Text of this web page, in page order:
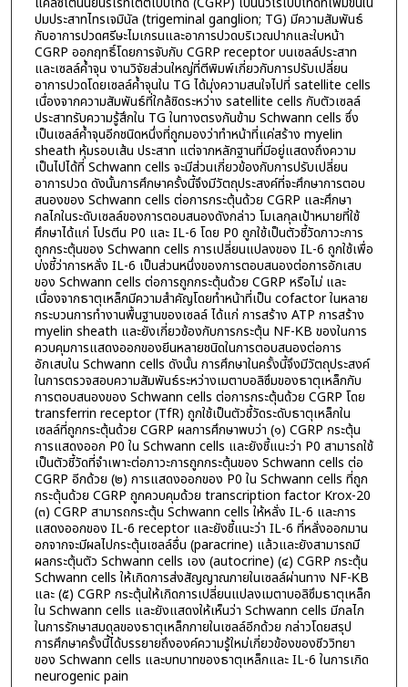
ปมประสาทไทรเจมินัล (trigeminal ganglion; TG) มีความสัมพันธ์
กับอาการปวดศรีษะไมเกรนและอาการปวดบริเวณปากและใบหน้า
CGRP ออกฤทธิ์โดยการจับกับ CGRP receptor บนเซลล์ประสาท
และเซลล์ค้ำจุน งานวิจัยส่วนใหญ่ที่ตีพิมพ์เกี่ยวกับการปรับเปลี่ยน
อาการปวดโดยเซลล์ค้ำจุนใน TG ได้มุ่งความสนใจไปที่ satellite cells
เนื่องจากความสัมพันธ์ที่ใกล้ชิดระหว่าง satellite cells กับตัวเซลล์
ประสาทรับความรู้สึกใน TG ในทางตรงกันข้าม Schwann cells ซึ่ง
เป็นเซลล์ค้ำจุนอีกชนิดหนึ่งที่ถูกมองว่าทำหน้าที่แค่สร้าง myelin
sheath หุ้มรอบเส้น ประสาท แต่จากหลักฐานที่มีอยู่แสดงถึงความ
เป็นไปได้ที่ Schwann cells จะมีส่วนเกี่ยวข้องกับการปรับเปลี่ยน
อาการปวด ดังนั้นการศึกษาครั้งนี้จึงมีวัตถุประสงค์ที่จะศึกษาการตอบ
สนองของ Schwann cells ต่อการกระตุ้นด้วย CGRP และศึกษา
กลไกในระดับเซลล์ของการตอบสนองดังกล่าว โมเลกุลเป้าหมายที่ใช้
ศึกษาได้แก่ โปรตีน P0 และ IL-6 โดย P0 ถูกใช้เป็นตัวชี้วัดภาวะการ
ถูกกระตุ้นของ Schwann cells การเปลี่ยนแปลงของ IL-6 ถูกใช้เพื่อ
บ่งชี้ว่าการหลั่ง IL-6 เป็นส่วนหนึ่งของการตอบสนองต่อการอักเสบ
ของ Schwann cells ต่อการถูกกระตุ้นด้วย CGRP หรือไม่ และ
เนื่องจากธาตุเหล็กมีความสำคัญโดยทำหน้าที่เป็น cofactor ในหลาย
กระบวนการทำงานพื้นฐานของเซลล์ ได้แก่ การสร้าง ATP การสร้าง
myelin sheath และยังเกี่ยวข้องกับการกระตุ้น NF-ΚB ของในการ
ควบคุมการแสดงออกของยีนหลายชนิดในการตอบสนองต่อการ
อักเสบใน Schwann cells ดังนั้น การศึกษาในครั้งนี้จึงมีวัตถุประสงค์
ในการตรวจสอบความสัมพันธ์ระหว่างเมตาบอลิซึมของธาตุเหล็กกับ
การตอบสนองของ Schwann cells ต่อการกระตุ้นด้วย CGRP โดย
transferrin receptor (TfR) ถูกใช้เป็นตัวชี้วัดระดับธาตุเหล็กใน
เซลล์ที่ถูกกระตุ้นด้วย CGRP ผลการศึกษาพบว่า (๑) CGRP กระตุ้น
การแสดงออก P0 ใน Schwann cells และยังชี้แนะว่า P0 สามารถใช้
เป็นตัวชี้วัดที่จำเพาะต่อภาวะการถูกกระตุ้นของ Schwann cells ต่อ
CGRP อีกด้วย (๒) การแสดงออกของ P0 ใน Schwann cells ที่ถูก
กระตุ้นด้วย CGRP ถูกควบคุมด้วย transcription factor Krox-20
(๓) CGRP สามารถกระตุ้น Schwann cells ให้หลั่ง IL-6 และการ
แสดงออกของ IL-6 receptor และยังชี้แนะว่า IL-6 ที่หลั่งออกมาน
อกจากจะมีผลไปกระตุ้นเซลล์อื่น (paracrine) แล้วและยังสามารถมี
ผลกระตุ้นตัว Schwann cells เอง (autocrine) (๔) CGRP กระตุ้น
Schwann cells ให้เกิดการส่งสัญญาณภายในเซลล์ผ่านทาง NF-ΚB
และ (๕) CGRP กระตุ้นให้เกิดการเปลี่ยนแปลงเมตาบอลิซึมธาตุเหล็ก
ใน Schwann cells และยังแสดงให้เห็นว่า Schwann cells มีกลไก
ในการรักษาสมดุลของธาตุเหล็กภายในเซลล์อีกด้วย กล่าวโดยสรุป
การศึกษาครั้งนี้ได้บรรยายถึงองค์ความรู้ใหม่เกี่ยวข้องของชีววิทยา
ของ Schwann cells และบทบาทของธาตุเหล็กและ IL-6 ในการเกิด
neurogenic pain